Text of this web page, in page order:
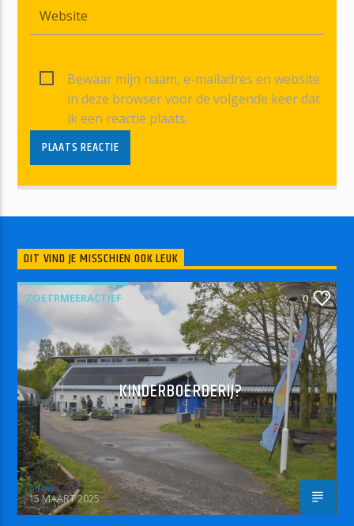
Bewaar mijn naam, e-mailadres en website
in deze browser voor de volgende keer dat
ik een reactie plaats.
DIT VIND JE MISSCHIEN OOK LEUK
ZOETRMEERACTIEF 0
KINDERBOERDERIJ?
admin
15 MAART 2025